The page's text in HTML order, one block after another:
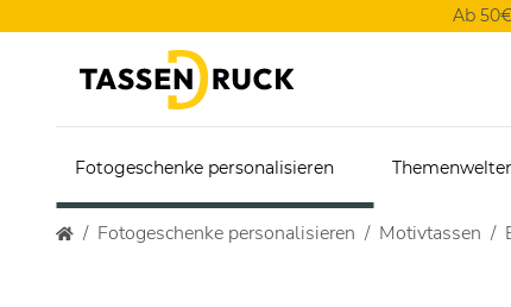
Ab
Fotogeschenke personalisieren
Fotogeschenke personalisieren Motivtassen